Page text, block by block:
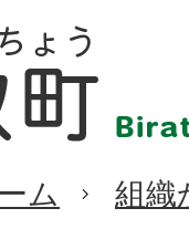
ム 組織